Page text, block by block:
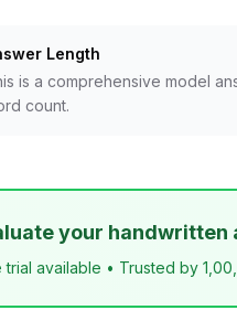
Length
is a comprehensive model
count.
your handwritten
trial available • Trusted by